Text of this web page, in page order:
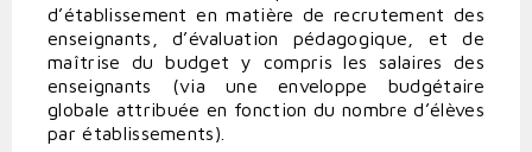
d’établissement en matière de recrutement des
enseignants, d’évaluation pédagogique, et de
maîtrise du budget y compris les salaires des
enseignants (via une enveloppe budgétaire
globale attribuée en fonction du nombre d’élèves
par établissements).